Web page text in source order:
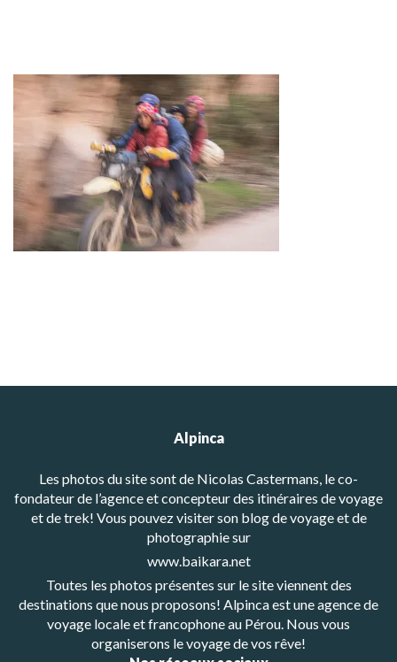
Alpinca
Les photos du site sont de Nicolas Castermans, le co-
fondateur de l’agence et concepteur des itinéraires de voyage
et de trek! Vous pouvez visiter son blog de voyage et de
photographie sur
www.baikara.net
Toutes les photos présentes sur le site viennent des
destinations que nous proposons! Alpinca est une agence de
voyage locale et francophone au Pérou. Nous vous
organiserons le voyage de vos rêve!